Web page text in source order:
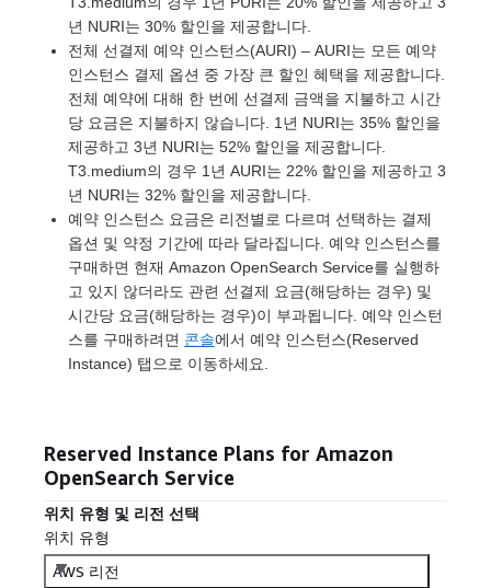
년 NURI는 30% 할인을 제공합니다.
전체 선결제 예약 인스턴스(AURI) – AURI는 모든 예약
인스턴스 결제 옵션 중 가장 큰 할인 혜택을 제공합니다.
전체 예약에 대해 한 번에 선결제 금액을 지불하고 시간
당 요금은 지불하지 않습니다. 1년 NURI는 35% 할인을
제공하고 3년 NURI는 52% 할인을 제공합니다.
T3.medium의 경우 1년 AURI는 22% 할인을 제공하고 3
년 NURI는 32% 할인을 제공합니다.
예약 인스턴스 요금은 리전별로 다르며 선택하는 결제
옵션 및 약정 기간에 따라 달라집니다. 예약 인스턴스를
구매하면 현재 Amazon OpenSearch Service를 실행하
고 있지 않더라도 관련 선결제 요금(해당하는 경우) 및
시간당 요금(해당하는 경우)이 부과됩니다. 예약 인스턴
스를 구매하려면 콘솔에서 예약 인스턴스(Reserved
Instance) 탭으로 이동하세요.